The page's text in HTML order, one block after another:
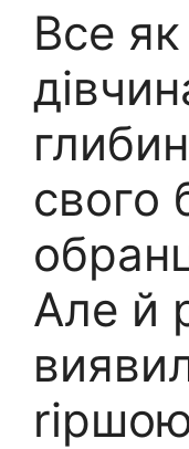
Все як
свого
Але й